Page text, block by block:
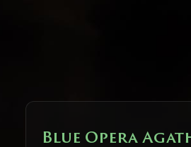
Blue Opera